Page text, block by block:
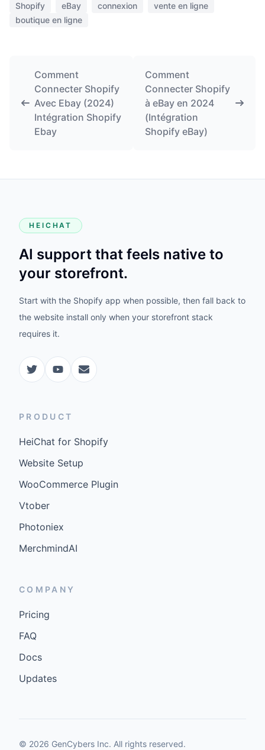
Shopify eBay connexion
vente en ligne
boutique en ligne
Comment
Connecter Shopify
Avec Ebay (2024)
Intégration Shopify
Ebay
Comment
Connecter Shopify
à eBay en 2024
(Intégration
Shopify eBay)
HEICHAT
AI support that feels native to
your storefront.
Start with the Shopify app when possible, then fall back to
the website install only when your storefront stack
requires it.
PRODUCT
HeiChat for Shopify
Website Setup
WooCommerce Plugin
Vtober
Photoniex
MerchmindAI
COMPANY
Pricing
FAQ
Docs
Updates
© 2026 GenCybers Inc. All rights reserved.